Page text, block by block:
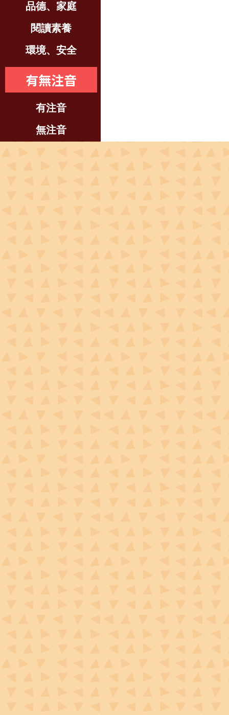
品德、家庭
閱讀素養
環境、安全
有無注音
有注音
無注音